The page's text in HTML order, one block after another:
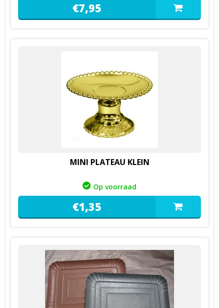
€7,95
MINI PLATEAU KLEIN
Op voorraad
€1,35